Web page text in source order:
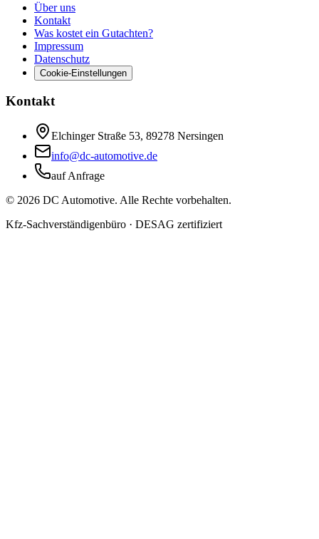
Über uns
Kontakt
Was kostet ein Gutachten?
Impressum
Datenschutz
Cookie-Einstellungen
Kontakt
Elchinger Straße 53, 89278 Nersingen
info@dc-automotive.de
auf Anfrage
© 2026 DC Automotive. Alle Rechte vorbehalten.
Kfz-Sachverständigenbüro · DESAG zertifiziert